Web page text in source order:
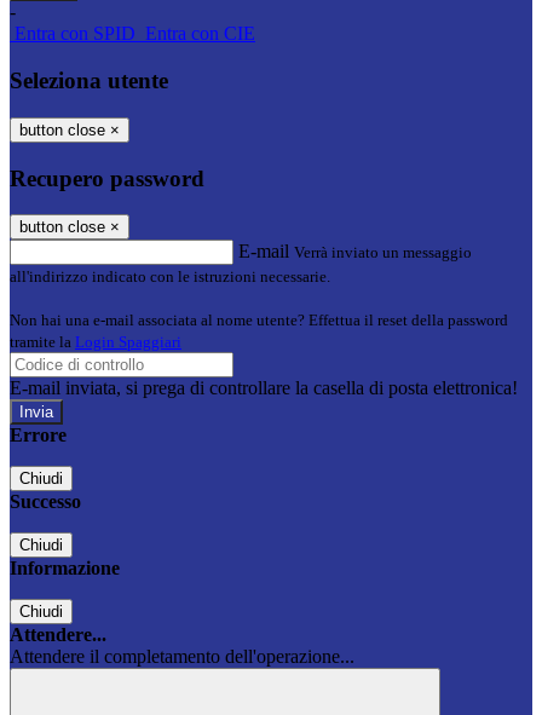
-
Entra con SPID Entra con CIE
Seleziona utente
button close ×
Recupero password
button close ×
E-mail Verrà inviato un messaggio
all'indirizzo indicato con le istruzioni necessarie.
Non hai una e-mail associata al nome utente? Effettua il reset della password
tramite la Login Spaggiari
E-mail inviata, si prega di controllare la casella di posta elettronica!
Errore
Chiudi
Successo
Chiudi
Informazione
Chiudi
Attendere...
Attendere il completamento dell'operazione...